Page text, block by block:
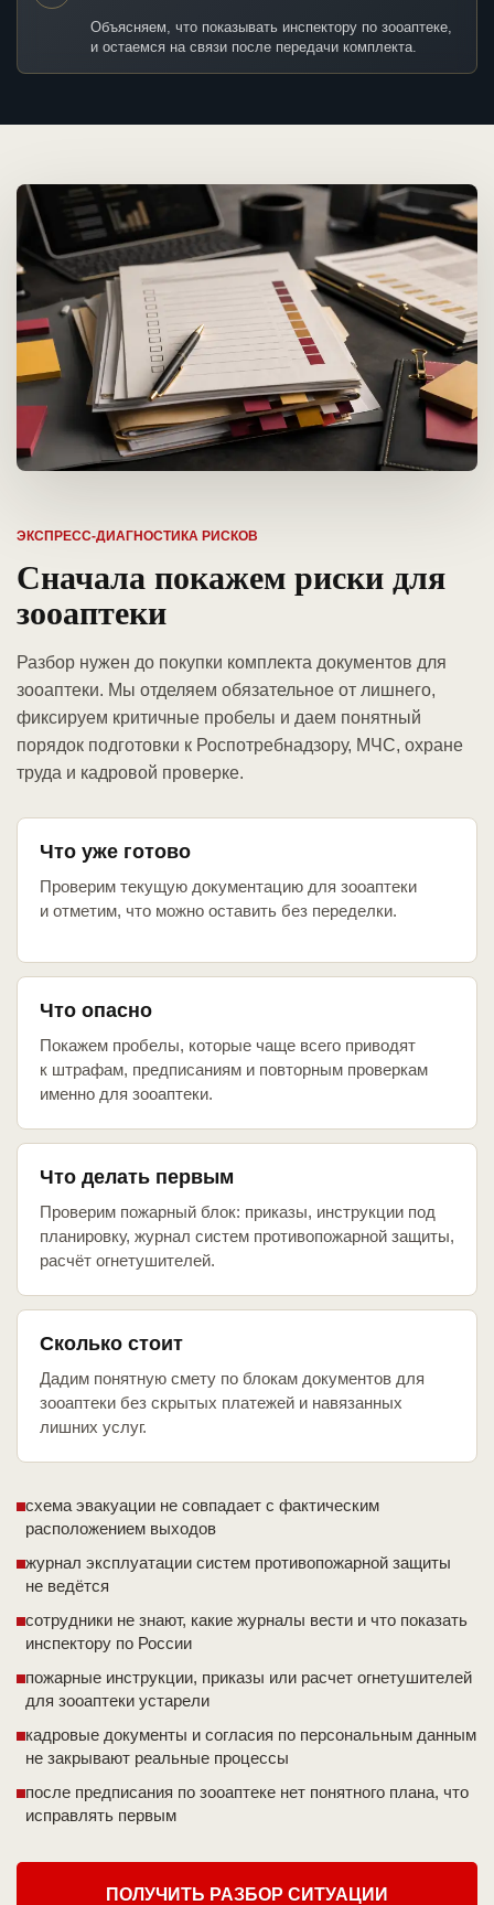
Объясняем, что показывать инспектору по зооаптеке,
и остаемся на связи после передачи комплекта.
ЭКСПРЕСС-ДИАГНОСТИКА РИСКОВ
Сначала покажем риски для
зооаптеки
Разбор нужен до покупки комплекта документов для
зооаптеки. Мы отделяем обязательное от лишнего,
фиксируем критичные пробелы и даем понятный
порядок подготовки к Роспотребнадзору, МЧС, охране
труда и кадровой проверке.
Что уже готово
Проверим текущую документацию для зооаптеки
и отметим, что можно оставить без переделки.
Что опасно
Покажем пробелы, которые чаще всего приводят
к штрафам, предписаниям и повторным проверкам
именно для зооаптеки.
Что делать первым
Проверим пожарный блок: приказы, инструкции под
планировку, журнал систем противопожарной защиты,
расчёт огнетушителей.
Сколько стоит
Дадим понятную смету по блокам документов для
зооаптеки без скрытых платежей и навязанных
лишних услуг.
схема эвакуации не совпадает с фактическим
расположением выходов
журнал эксплуатации систем противопожарной защиты
не ведётся
сотрудники не знают, какие журналы вести и что показать
инспектору по России
пожарные инструкции, приказы или расчет огнетушителей
для зооаптеки устарели
кадровые документы и согласия по персональным данным
не закрывают реальные процессы
после предписания по зооаптеке нет понятного плана, что
исправлять первым
ПОЛУЧИТЬ РАЗБОР СИТУАЦИИ